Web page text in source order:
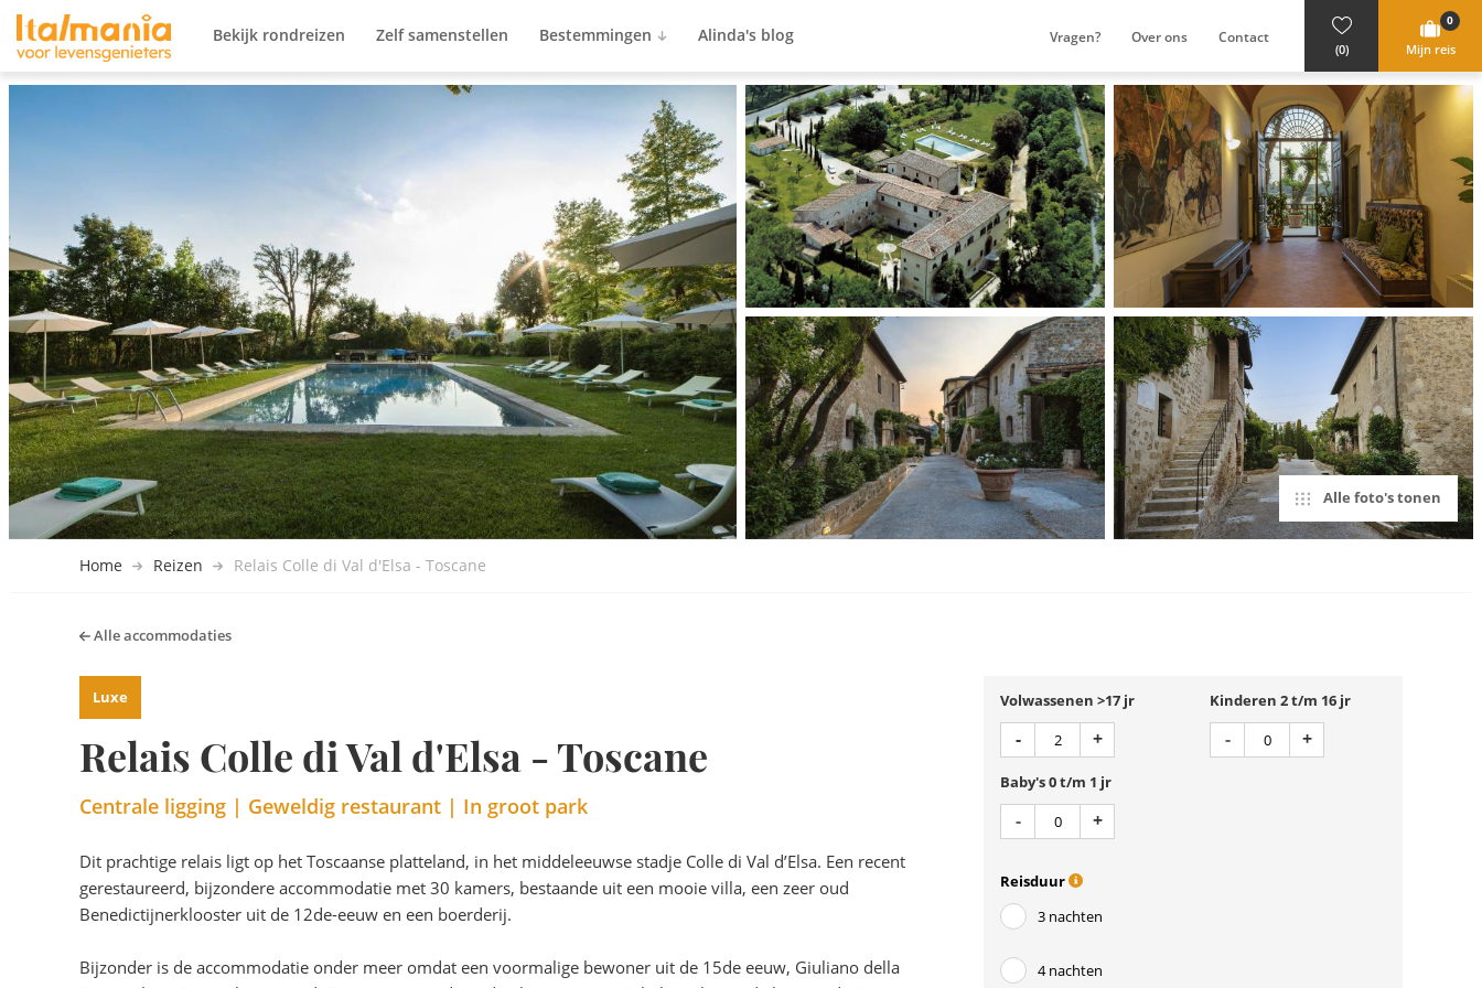
Ga naar content
Bekijk rondreizen Zelf samenstellen Bestemmingen Alinda's blog Vragen? Over ons Contact
(0)
0
Mijn reis
Alle foto's tonen
Home Reizen Relais Colle di Val d'Elsa - Toscane
Alle accommodaties
Luxe
Relais Colle di Val d'Elsa - Toscane
Centrale ligging | Geweldig restaurant | In groot park
Dit prachtige relais ligt op het Toscaanse platteland, in het middeleeuwse stadje Colle di Val d’Elsa. Een recent
gerestaureerd, bijzondere accommodatie met 30 kamers, bestaande uit een mooie villa, een zeer oud
Benedictijnerklooster uit de 12de-eeuw en een boerderij.
Bijzonder is de accommodatie onder meer omdat een voormalige bewoner uit de 15de eeuw, Giuliano della
Volwassenen >17 jr
-Min 1 +Plus 1
Kinderen 2 t/m 16 jr
-Min 1 +Plus 1
Baby's 0 t/m 1 jr
-Min 1 +Plus 1
Reisduur
3 nachten
4 nachten